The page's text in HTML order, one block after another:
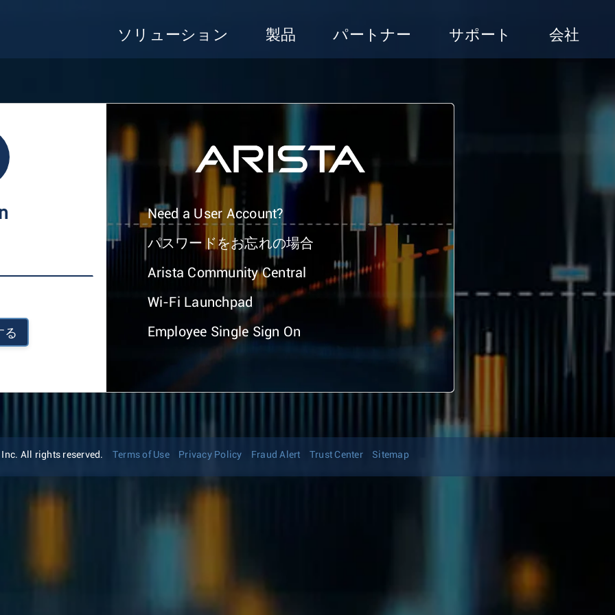
ソリューション 製品 パートナー サポート 会社
る
Need a User Account?
パスワードをお忘れの場合
Arista Community Central
Wi-Fi Launchpad
Employee Single Sign On
All rights reserved. Terms of Use Privacy Policy Fraud Alert Trust Center Sitemap